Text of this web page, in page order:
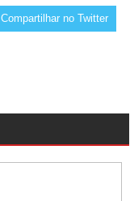
Compartilhar no Twitter